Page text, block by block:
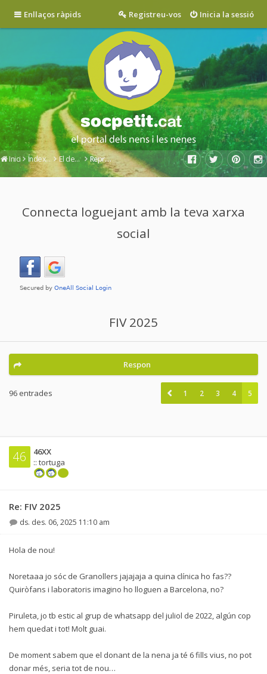
Enllaços ràpids Inicia la sessió
Registreu-vos
Inici Índex del fòrum El desig d'un nou bebè Reproducció assistida
Connecta loguejant amb la teva xarxa
social
FIV 2025
Respon
96 entrades 1 2 3 4 5
46
46XX
:: tortuga
Re: FIV 2025
ds. des. 06, 2025 11:10 am
Hola de nou!
Noretaaa jo sóc de Granollers jajajaja a quina clínica ho fas??
Quiròfans i laboratoris imagino ho lloguen a Barcelona, no?
Piruleta, jo tb estic al grup de whatsapp del juliol de 2022, algún cop
hem quedat i tot! Molt guai.
De moment sabem que el donant de la nena ja té 6 fills vius, no pot
donar més, seria tot de nou…